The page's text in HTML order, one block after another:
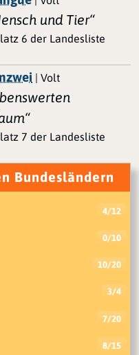
und Tier“
6 der Landesliste
| Volt
7 der Landesliste
Bundesländern
4/12
0/10
10/20
3/4
7/20
8/15